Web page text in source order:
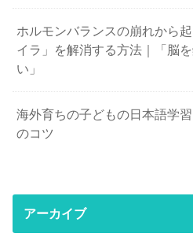
ホルモンバランスの崩れから
イラ」を解消する方法｜「脳
い」
海外育ちの子どもの日本語学
のコツ
アーカイブ